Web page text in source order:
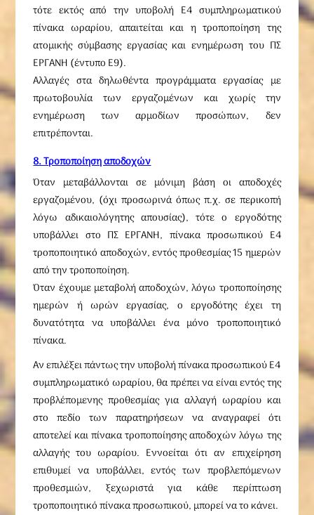
τότε εκτός από την υποβολή Ε4 συμπληρωματικού
πίνακα ωραρίου, απαιτείται και η τροποποίηση της
ατομικής σύμβασης εργασίας και ενημέρωση του ΠΣ
ΕΡΓΑΝΗ (έντυπο Ε9).
Αλλαγές στα δηλωθέντα προγράμματα εργασίας με
πρωτοβουλία των εργαζομένων και χωρίς την
ενημέρωση των αρμοδίων προσώπων, δεν
επιτρέπονται.
8. Τροποποίηση αποδοχών
Όταν μεταβάλλονται σε μόνιμη βάση οι αποδοχές
εργαζομένου, (όχι προσωρινά όπως π.χ. σε περικοπή
λόγω αδικαιολόγητης απουσίας), τότε ο εργοδότης
υποβάλλει στο ΠΣ ΕΡΓΑΝΗ, πίνακα προσωπικού Ε4
τροποποιητικό αποδοχών, εντός προθεσμίας 15 ημερών
από την τροποποίηση.
Όταν έχουμε μεταβολή αποδοχών, λόγω τροποποίησης
ημερών ή ωρών εργασίας, ο εργοδότης έχει τη
δυνατότητα να υποβάλλει ένα μόνο τροποποιητικό
πίνακα.
Αν επιλέξει πάντως την υποβολή πίνακα προσωπικού Ε4
συμπληρωματικό ωραρίου, θα πρέπει να είναι εντός της
προβλέπομενης προθεσμίας για αλλαγή ωραρίου και
στο πεδίο των παρατηρήσεων να αναγραφεί ότι
αποτελεί και πίνακα τροποποίησης αποδοχών λόγω της
αλλαγής του ωραρίου. Εννοείται ότι αν επιχείρηση
επιθυμεί να υποβάλλει, εντός των προβλεπόμενων
προθεσμιών, ξεχωριστά για κάθε περίπτωση
τροποποιητικό πίνακα προσωπικού, μπορεί να το κάνει.